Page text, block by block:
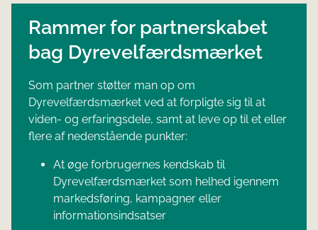
Rammer for partnerskabet
bag Dyrevelfærdsmærket
Som partner støtter man op om
Dyrevelfærdsmærket ved at forpligte sig til at
viden- og erfaringsdele, samt at leve op til et eller
flere af nedenstående punkter:
At øge forbrugernes kendskab til
Dyrevelfærdsmærket som helhed igennem
markedsføring, kampagner eller
informationsindsatser